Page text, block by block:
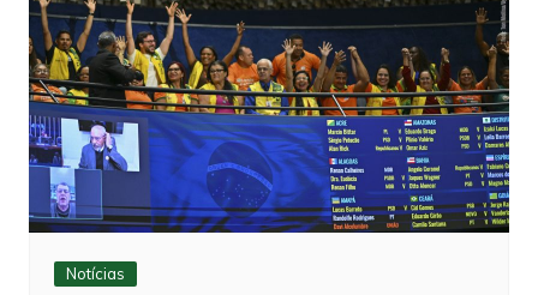
Notícias